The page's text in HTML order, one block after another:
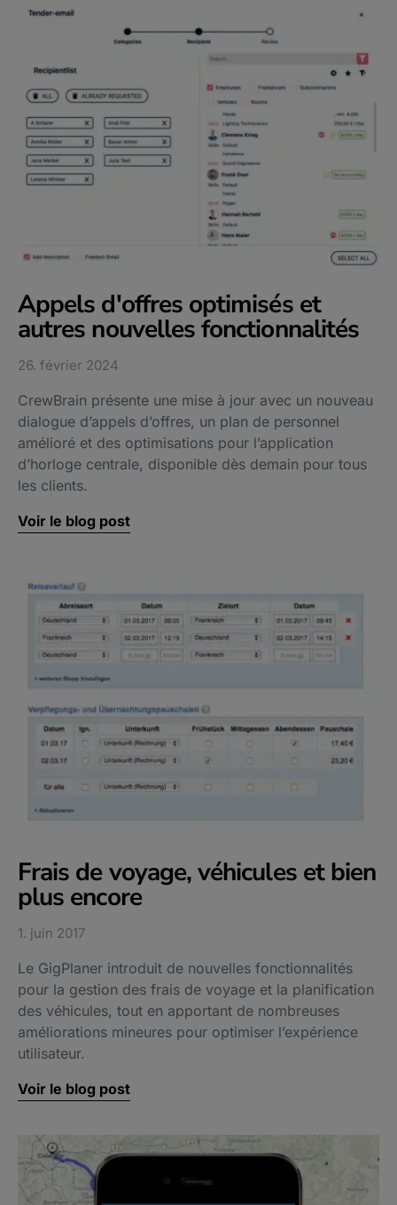
Appels d'offres optimisés et
autres nouvelles fonctionnalités​
26. février 2024
CrewBrain présente une mise à jour avec un nouveau
dialogue d’appels d’offres, un plan de personnel
amélioré et des optimisations pour l’application
d’horloge centrale, disponible dès demain pour tous
les clients.
Voir le blog post
Frais de voyage, véhicules et bien
plus encore
1. juin 2017
Le GigPlaner introduit de nouvelles fonctionnalités
pour la gestion des frais de voyage et la planification
des véhicules, tout en apportant de nombreuses
améliorations mineures pour optimiser l’expérience
utilisateur.
Voir le blog post